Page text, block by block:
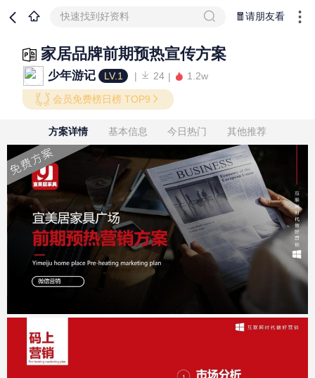
快速找到好资料 🧧请朋友看
家居品牌前期预热宣传方案
少年游记 LV.1 24 1.2w
会员免费榜日榜 TOP9
方案详情 基本信息 今日热门 其他推荐